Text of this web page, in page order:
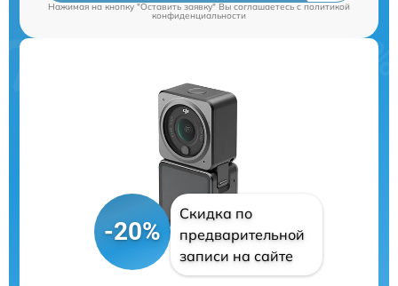
Нажимая на кнопку "Оставить заявку" Вы соглашаетесь cполитикой
конфиденциальности
-20%
Скидка по
предварительной
записи на сайте